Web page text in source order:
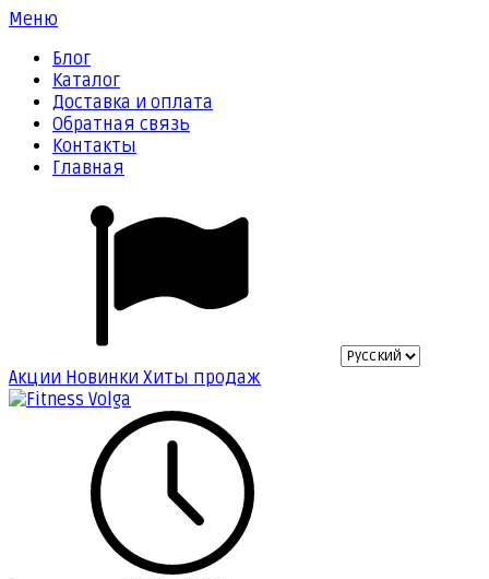
Меню
Блог
Каталог
Доставка и оплата
Обратная связь
Контакты
Главная
Акции Новинки Хиты продаж